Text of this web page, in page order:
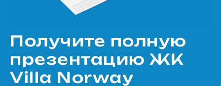
Получите полную
презентацию ЖК
Villa Norway